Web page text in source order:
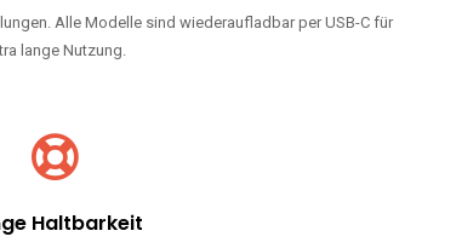
Alle Modelle sind wiederaufladbar per USB-C für
lange Nutzung.
Haltbarkeit